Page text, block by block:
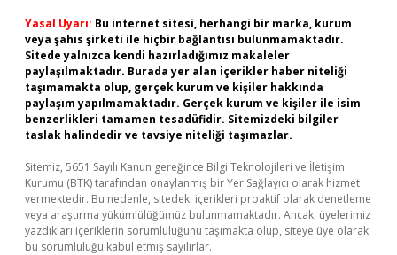
Yasal Uyarı: Bu internet sitesi, herhangi bir marka, kurum
veya şahıs şirketi ile hiçbir bağlantısı bulunmamaktadır.
Sitede yalnızca kendi hazırladığımız makaleler
paylaşılmaktadır. Burada yer alan içerikler haber niteliği
taşımamakta olup, gerçek kurum ve kişiler hakkında
paylaşım yapılmamaktadır. Gerçek kurum ve kişiler ile isim
benzerlikleri tamamen tesadüfidir. Sitemizdeki bilgiler
taslak halindedir ve tavsiye niteliği taşımazlar.
Sitemiz, 5651 Sayılı Kanun gereğince Bilgi Teknolojileri ve İletişim
Kurumu (BTK) tarafından onaylanmış bir Yer Sağlayıcı olarak hizmet
vermektedir. Bu nedenle, sitedeki içerikleri proaktif olarak denetleme
veya araştırma yükümlülüğümüz bulunmamaktadır. Ancak, üyelerimiz
yazdıkları içeriklerin sorumluluğunu taşımakta olup, siteye üye olarak
bu sorumluluğu kabul etmiş sayılırlar.